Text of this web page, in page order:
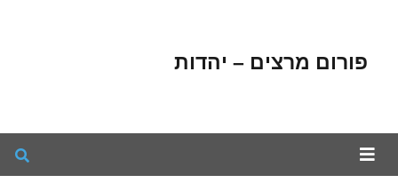
פורום מרצים – יהדות